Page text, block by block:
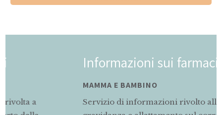
Informazioni sui farmaci
MAMMA E BAMBINO
Servizio di informazioni rivolto alle mamme in